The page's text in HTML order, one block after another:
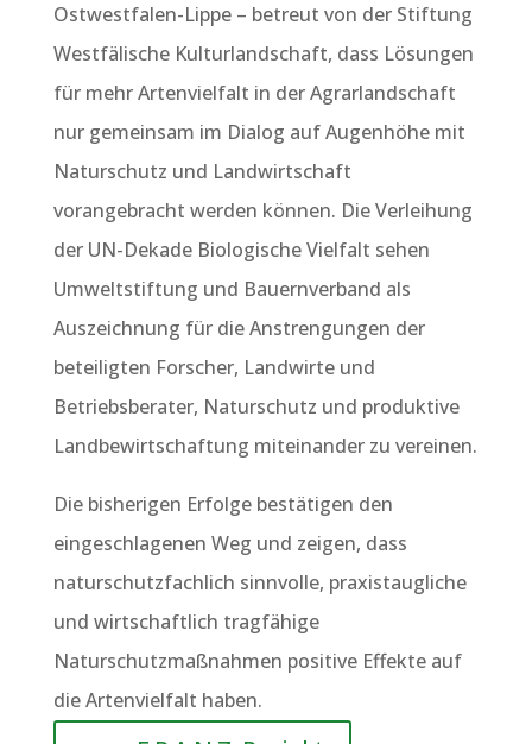
Ostwestfalen-Lippe – betreut von der Stiftung
Westfälische Kulturlandschaft, dass Lösungen
für mehr Artenvielfalt in der Agrarlandschaft
nur gemeinsam im Dialog auf Augenhöhe mit
Naturschutz und Landwirtschaft
vorangebracht werden können. Die Verleihung
der UN-Dekade Biologische Vielfalt sehen
Umweltstiftung und Bauernverband als
Auszeichnung für die Anstrengungen der
beteiligten Forscher, Landwirte und
Betriebsberater, Naturschutz und produktive
Landbewirtschaftung miteinander zu vereinen.
Die bisherigen Erfolge bestätigen den
eingeschlagenen Weg und zeigen, dass
naturschutzfachlich sinnvolle, praxistaugliche
und wirtschaftlich tragfähige
Naturschutzmaßnahmen positive Effekte auf
die Artenvielfalt haben.